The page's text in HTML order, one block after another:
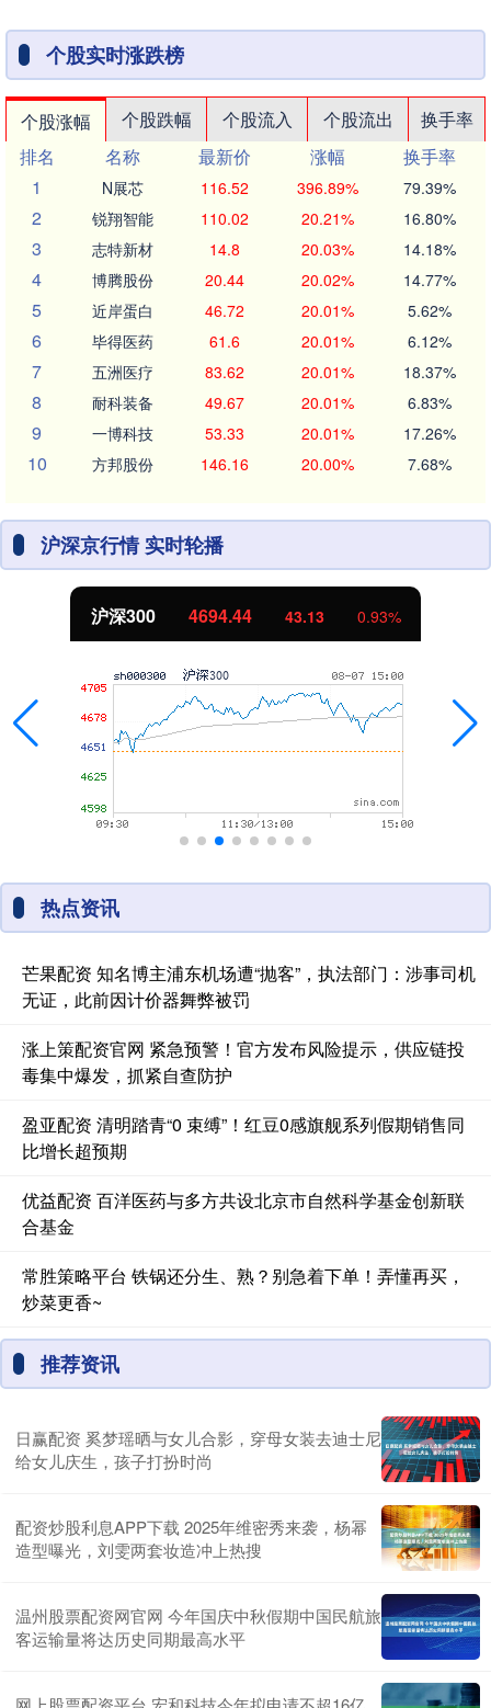
个股实时涨跌榜
个股涨幅 个股跌幅 个股流入 个股流出
换手率
排名
名称 最新价 涨幅
换手率
1
N展芯 116.52 396.89% 79.39%
2 锐翔智能 110.02 20.21% 16.80%
3 志特新材 14.8 20.03% 14.18%
4 博腾股份 20.44 20.02% 14.77%
5 近岸蛋白 46.72 20.01% 5.62%
6 毕得医药 61.6 20.01% 6.12%
7 五洲医疗 83.62 20.01% 18.37%
8 耐科装备 49.67 20.01% 6.83%
9 一博科技 53.33 20.01% 17.26%
10 方邦股份 146.16 20.00% 7.68%
沪深京行情 实时轮播
北证50 1134.24 11.37 1.01%
热点资讯
芒果配资 知名博主浦东机场遭“抛客”，执法部门：涉事司机
无证，此前因计价器舞弊被罚
涨上策配资官网 紧急预警！官方发布风险提示，供应链投
毒集中爆发，抓紧自查防护
盈亚配资 清明踏青“0 束缚”！红豆0感旗舰系列假期销售同
比增长超预期
优益配资 百洋医药与多方共设北京市自然科学基金创新联
合基金
常胜策略平台 铁锅还分生、熟？别急着下单！弄懂再买，
炒菜更香~
推荐资讯
日赢配资 奚梦瑶晒与女儿合影，穿母女装去迪士尼
给女儿庆生，孩子打扮时尚
配资炒股利息APP下载 2025年维密秀来袭，杨幂
造型曝光，刘雯两套妆造冲上热搜
温州股票配资网官网 今年国庆中秋假期中国民航旅
客运输量将达历史同期最高水平